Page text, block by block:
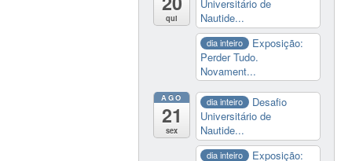
qui
Universitário de
Nautide...
dia inteiro
Exposição:
Perder Tudo.
Novament...
AGO
21
sex
dia inteiro
Desafio
Universitário de
Nautide...
dia inteiro
Exposição: